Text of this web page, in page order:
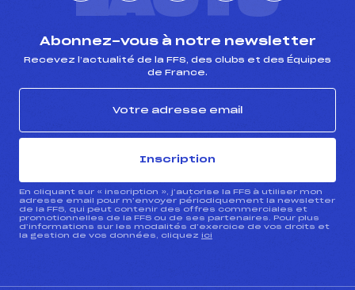
Abonnez-vous à notre newsletter
Recevez l’actualité de la FFS, des clubs et des Équipes
de France.
Inscription
En cliquant sur « inscription », j’autorise la FFS à utiliser mon
adresse email pour m’envoyer périodiquement la newsletter
de la FFS, qui peut contenir des offres commerciales et
promotionnelles de la FFS ou de ses partenaires. Pour plus
d’informations sur les modalités d’exercice de vos droits et
la gestion de vos données, cliquez ici